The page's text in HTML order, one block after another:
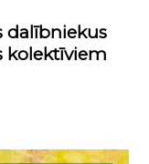
dalībniekus
kolektīviem